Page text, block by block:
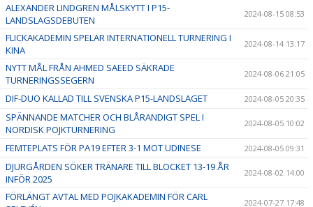
ALEXANDER LINDGREN MÅLSKYTT I P15-
LANDSLAGSDEBUTEN
2024-08-15 08:53
FLICKAKADEMIN SPELAR INTERNATIONELL TURNERING I
KINA
2024-08-14 13:17
NYTT MÅL FRÅN AHMED SAEED SÄKRADE
TURNERINGSSEGERN
2024-08-06 21:05
DIF-DUO KALLAD TILL SVENSKA P15-LANDSLAGET 2024-08-05 20:35
SPÄNNANDE MATCHER OCH BLÅRANDIGT SPEL I
NORDISK POJKTURNERING
2024-08-05 10:02
FEMTEPLATS FÖR PA19 EFTER 3-1 MOT UDINESE 2024-08-05 09:31
DJURGÅRDEN SÖKER TRÄNARE TILL BLOCKET 13-19 ÅR
INFÖR 2025
2024-08-02 14:00
FÖRLÄNGT AVTAL MED POJKAKADEMIN FÖR CARL
2024-07-27 17:48